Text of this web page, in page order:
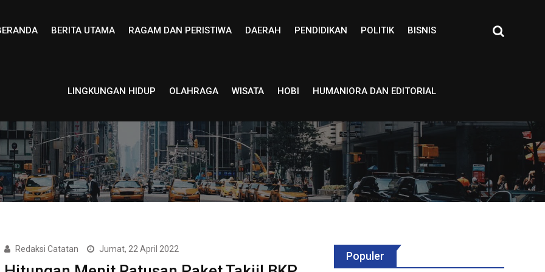
BERITA UTAMA RAGAM DAN PERISTIWA DAERAH PENDIDIKAN POLITIK BISNIS
LINGKUNGAN HIDUP OLAHRAGA WISATA HOBI HUMANIORA DAN EDITORIAL
Redaksi Catatan Jumat, 22 April 2022
Populer